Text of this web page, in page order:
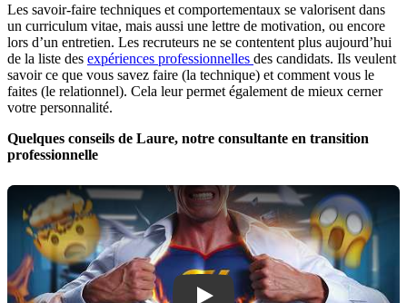
Les savoir-faire techniques et comportementaux se valorisent dans
un curriculum vitae, mais aussi une lettre de motivation, ou encore
lors d’un entretien. Les recruteurs ne se contentent plus aujourd’hui
de la liste des expériences professionnelles des candidats. Ils veulent
savoir ce que vous savez faire (la technique) et comment vous le
faites (le relationnel). Cela leur permet également de mieux cerner
votre personnalité.
Quelques conseils de Laure, notre consultante en transition
professionnelle
Play